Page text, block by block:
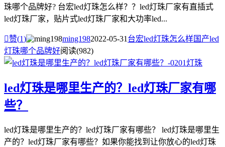
珠哪个品牌好? 台宏led灯珠怎么样？？led灯珠厂家有直插式
led灯珠厂家，贴片式led灯珠厂家和大功率led...
赞(1) ming1982022-05-31 台宏led灯珠怎么样国产led
灯珠哪个品牌好阅读(982)
led灯珠是哪里生产的？led灯珠厂家有哪
些？
led灯珠是哪里生产的？led灯珠厂家有哪些？ led灯珠是哪里生
产的？led灯珠厂家有哪些？如果你能找到让你放心的led灯珠